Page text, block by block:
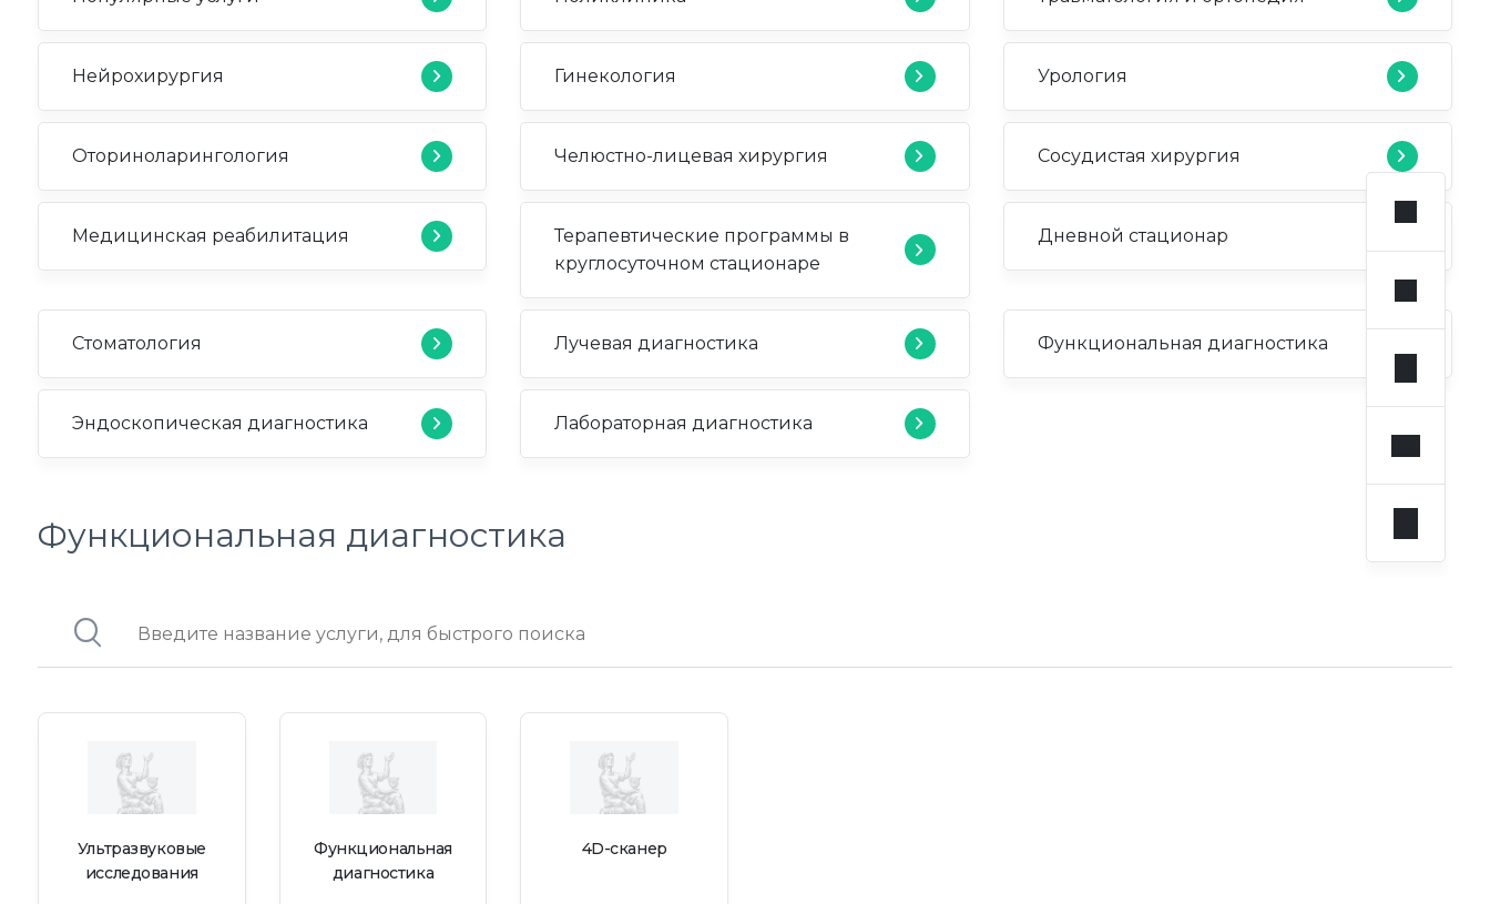
Нейрохирургия Гинекология Урология
Оториноларингология Челюстно-лицевая хирургия Сосудистая хирургия
Медицинская реабилитация
Терапевтические программы в
круглосуточном стационаре
Дневной стационар
Стоматология Лучевая диагностика Функциональная диагностика
Эндоскопическая диагностика Лабораторная диагностика
Функциональная диагностика
Ультразвуковые
исследования
Функциональная
диагностика
4D-сканер